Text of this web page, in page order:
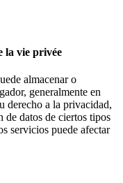
la vie privée
almacenar o
generalmente en
derecho a la privacidad,
datos de ciertos tipos
servicios puede afectar